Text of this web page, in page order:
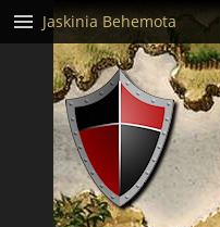
Jaskinia Behemota